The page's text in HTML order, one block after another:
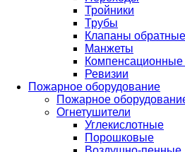
Тройники
Трубы
Клапаны обратные
Манжеты
Компенсационные
Ревизии
Пожарное оборудование
Пожарное
Огнетушители
Углекислотные
Порошковые